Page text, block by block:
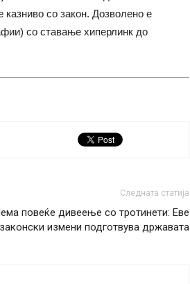
со закон. Дозволено е
со ставање хиперлинк до
Следната статија
повеќе дивеење со тротинети: Еве
измени подготвува државата